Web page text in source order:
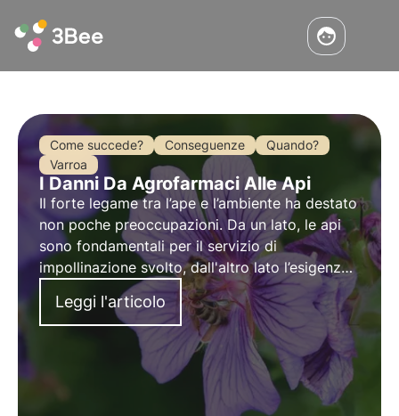
Come succede? Conseguenze
Quando?
Varroa
I Danni Da Agrofarmaci Alle Api
Il forte legame tra l’ape e l’ambiente ha destato
non poche preoccupazioni. Da un lato, le api
sono fondamentali per il servizio di
impollinazione svolto, dall'altro lato l’esigenza
di difesa fitoiatrica delle colture può portare a
problemi di mortalità e spopolamento degli
alveari.
Leggi l'articolo